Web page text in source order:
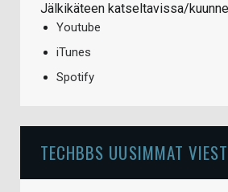
Jälkikäteen katseltavissa/
Youtube
iTunes
Spotify
TECHBBS UUSIMMAT